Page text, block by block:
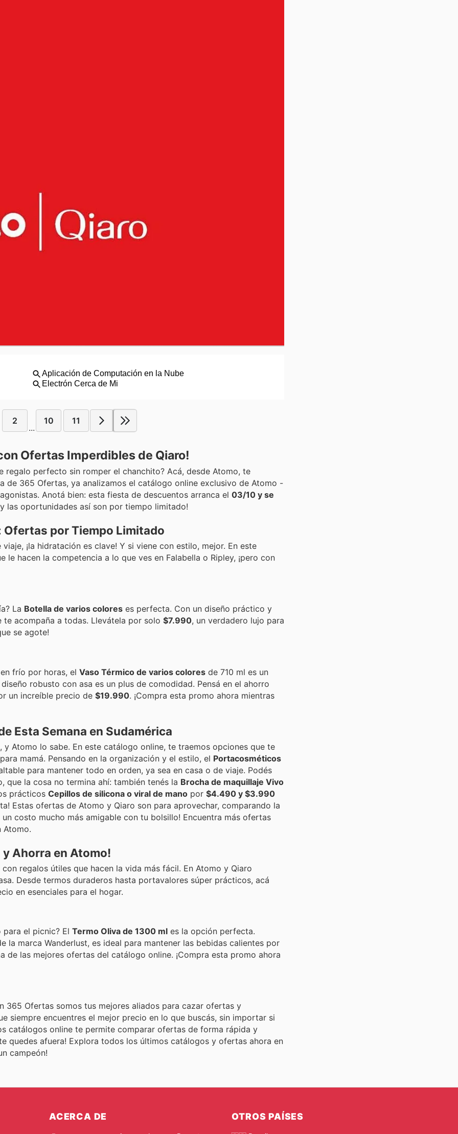
2
...
10 11
Ofertas Imperdibles de Qiaro!
regalo perfecto sin romper el chanchito? Acá, desde Atomo, te
de 365 Ofertas, ya analizamos el catálogo online exclusivo de Atomo -
Anotá bien: esta fiesta de descuentos arranca el 03/10 y se
las oportunidades así son por tiempo limitado!
por Tiempo Limitado
¡la hidratación es clave! Y si viene con estilo, mejor. En este
hacen la competencia a lo que ves en Falabella o Ripley, ¡pero con
La Botella de varios colores es perfecta. Con un diseño práctico y
acompaña a todas. Llevátela por solo $7.990, un verdadero lujo para
se agote!
frío por horas, el Vaso Térmico de varios colores de 710 ml es un
robusto con asa es un plus de comodidad. Pensá en el ahorro
un increíble precio de $19.990. ¡Compra esta promo ahora mientras
Esta Semana en Sudamérica
Atomo lo sabe. En este catálogo online, te traemos opciones que te
mamá. Pensando en la organización y el estilo, el Portacosméticos
para mantener todo en orden, ya sea en casa o de viaje. Podés
que la cosa no termina ahí: también tenés la Brocha de maquillaje Vivo
prácticos Cepillos de silicona o viral de mano por $4.490 y $3.990
Estas ofertas de Atomo y Qiaro son para aprovechar, comparando la
costo mucho más amigable con tu bolsillo! Encuentra más ofertas
Atomo.
y Ahorra en Atomo!
regalos útiles que hacen la vida más fácil. En Atomo y Qiaro
Desde termos duraderos hasta portavalores súper prácticos, acá
en esenciales para el hogar.
el picnic? El Termo Oliva de 1300 ml es la opción perfecta.
la marca Wanderlust, es ideal para mantener las bebidas calientes por
de las mejores ofertas del catálogo online. ¡Compra esta promo ahora
365 Ofertas somos tus mejores aliados para cazar ofertas y
siempre encuentres el mejor precio en lo que buscás, sin importar si
catálogos online te permite comparar ofertas de forma rápida y
quedes afuera! Explora todos los últimos catálogos y ofertas ahora en
campeón!
ACERCA DE OTROS PAÍSES